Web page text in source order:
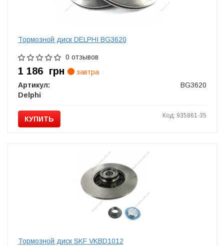
Тормозной диск DELPHI BG3620
0 отзывов
1 186 грн
завтра
Артикул:
BG3620
Delphi
КУПИТЬ Код: 935861-35
Тормозной диск SKF VKBD1012